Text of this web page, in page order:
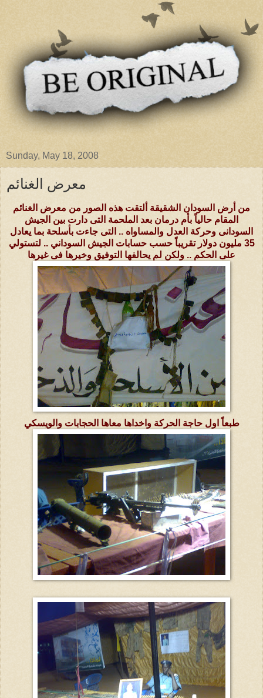
Sunday, May 18, 2008
معرض الغنائم
من أرض السودان الشقيقة ألتقت هذه الصور من معرض الغنائم
المقام حالياً بأم درمان بعد الملحمة التى دارت بين الجيش
السودانى وحركة العدل والمساواه .. التى جاءت بأسلحة بما يعادل
35 مليون دولار تقريباً حسب حسابات الجيش السوداني .. لتستولي
على الحكم .. ولكن لم يحالفها التوفيق وخيرها فى غيرها
طبعاً اول حاجة الحركة واخداها معاها الحجابات والويسكي